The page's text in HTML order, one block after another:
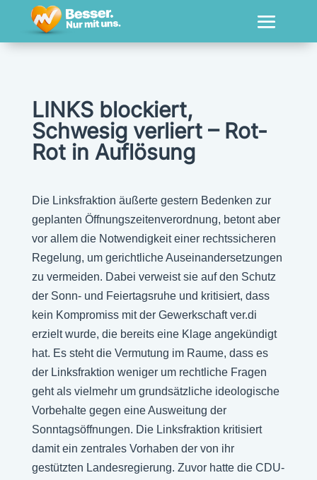
LINKS blockiert,
Schwesig verliert – Rot-
Rot in Auflösung
Die Linksfraktion äußerte gestern Bedenken zur
geplanten Öffnungszeitenverordnung, betont aber
vor allem die Notwendigkeit einer rechtssicheren
Regelung, um gerichtliche Auseinandersetzungen
zu vermeiden. Dabei verweist sie auf den Schutz
der Sonn- und Feiertagsruhe und kritisiert, dass
kein Kompromiss mit der Gewerkschaft ver.di
erzielt wurde, die bereits eine Klage angekündigt
hat. Es steht die Vermutung im Raume, dass es
der Linksfraktion weniger um rechtliche Fragen
geht als vielmehr um grundsätzliche ideologische
Vorbehalte gegen eine Ausweitung der
Sonntagsöffnungen. Die Linksfraktion kritisiert
damit ein zentrales Vorhaben der von ihr
gestützten Landesregierung. Zuvor hatte die CDU-